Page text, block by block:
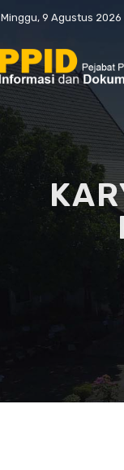
Minggu, 9 Agustus 2026